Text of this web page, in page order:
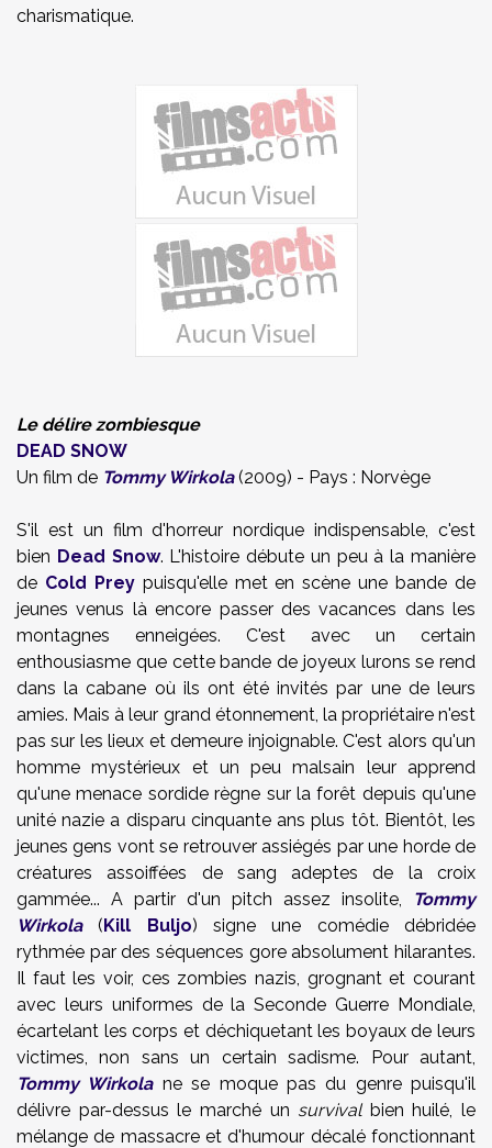
charismatique.
Le délire zombiesque
DEAD SNOW
Un film de Tommy Wirkola(2009) - Pays : Norvège
S'il est un film d'horreur nordique indispensable, c'est
bien Dead Snow. L'histoire débute un peu à la manière
de Cold Preypuisqu'elle met en scène une bande de
jeunes venus là encore passer des vacances dans les
montagnes enneigées. C'est avec un certain
enthousiasme que cette bande de joyeux lurons se rend
dans la cabane où ils ont été invités par une de leurs
amies. Mais à leur grand étonnement, la propriétaire n'est
pas sur les lieux et demeure injoignable. C'est alors qu'un
homme mystérieux et un peu malsain leur apprend
qu'une menace sordide règne sur la forêt depuis qu'une
unité nazie a disparu cinquante ans plus tôt. Bientôt, les
jeunes gens vont se retrouver assiégés par une horde de
créatures assoiffées de sang adeptes de la croix
gammée... A partir d'un pitch assez insolite,
Tommy
Wirkola(Kill Buljo) signe une comédie débridée
rythmée par des séquences gore absolument hilarantes.
Il faut les voir, ces zombies nazis, grognant et courant
avec leurs uniformes de la Seconde Guerre Mondiale,
écartelant les corps et déchiquetant les boyaux de leurs
victimes, non sans un certain sadisme. Pour autant,
Tommy Wirkolane se moque pas du genre puisqu'il
délivre par-dessus le marché un survivalbien huilé, le
mélange de massacre et d'humour décalé fonctionnant